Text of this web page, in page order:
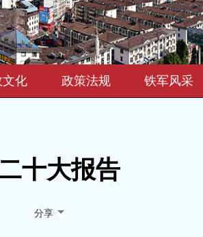
文化 政策法规 铁军风采
十大报告
分享